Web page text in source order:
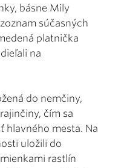
básne Mily
súčasných
platnička
na
do nemčiny,
čím sa
hlavného mesta. Na
uložili do
rastlín